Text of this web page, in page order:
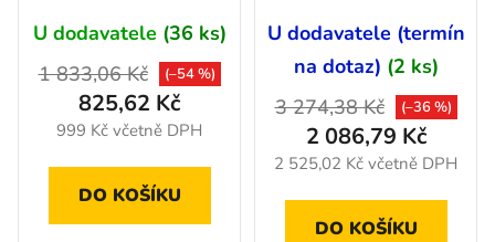
U dodavatele (36 ks)
999 Kč včetně DPH
825,62 Kč
1 833,06 Kč (–54 %)
DO KOŠÍKU
U dodavatele (termín
na dotaz) (2 ks)
2 525,02 Kč včetně DPH
2 086,79 Kč
3 274,38 Kč (–36 %)
DO KOŠÍKU